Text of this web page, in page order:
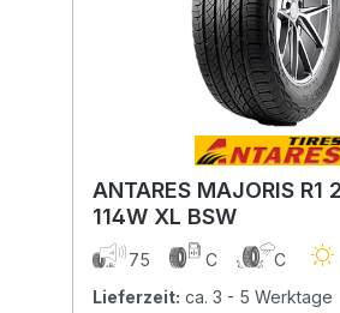
ANTARES MAJORIS R1
114W XL BSW
75 C
C
Lieferzeit: ca. 3 - 5 Werktage